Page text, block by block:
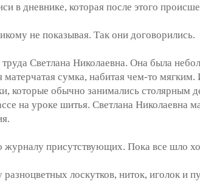
в дневнике, которая после этого
не показывая. Так они договорились.
Светлана Николаевна. Она была
сумка, набитая чем-то
которые обычно занимались
на уроке шитья. Светлана Николаевна
журналу присутствующих. Пока все шло
лоскутков, ниток, иголок и